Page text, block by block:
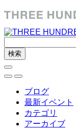
ブログ
最新イベント
カテゴリ
アーカイブ